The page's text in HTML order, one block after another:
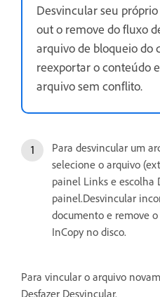
Desvincular seu
out o remove do fluxo
arquivo de bloqueio do
reexportar o conteúdo
arquivo sem conflito.
Para desvincular um
selecione o arquivo
painel Links e escolha
painel.Desvincular
documento e remove
InCopy no disco.
Para vincular o arquivo
Desfazer Desvincular.